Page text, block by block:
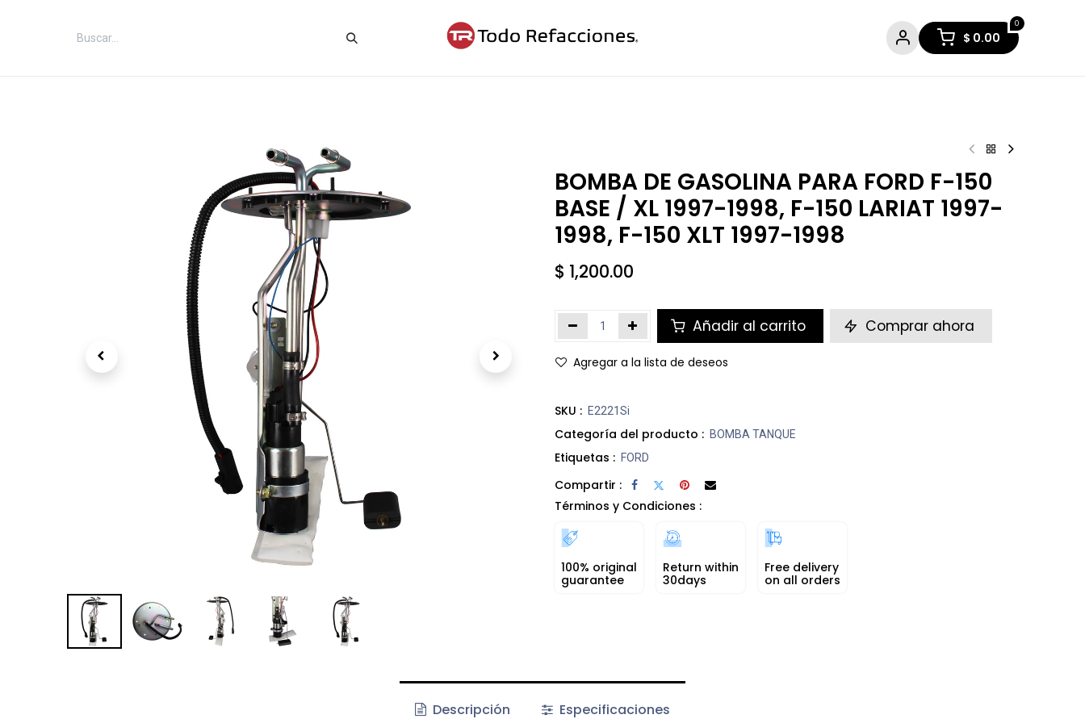
0
$ 0.00
BOMBA DE GASOLINA PARA FORD F-150
BASE / XL 1997-1998, F-150 LARIAT 1997-
1998, F-150 XLT 1997-1998
$ 1,200.00
Añadir al carrito Comprar ahora
Agregar a la lista de deseos
SKU : E2221Si
Categoría del producto : BOMBA TANQUE
Etiquetas : FORD
Compartir :
Términos y Condiciones :
100% original
guarantee
Return within
30days
Free delivery
on all orders
Descripción Especificaciones